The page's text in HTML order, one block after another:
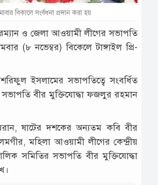
বিকালে সংর্বধনা প্রদান করা হয়
ও জেলা আওয়ামী লীগের সভাপতি
(৮ নভেম্বর) বিকেলে টাঙ্গাইল প্রি-
ইসলামের সভাপতিত্বে সংবর্ধিত
সভাপতি বীর মুক্তিযোদ্ধা ফজলুর রহমান
ষাটের দশকের অন্যতম কবি বীর
মহিলা আওয়ামী লীগের কেন্দ্রীয়
সমিতির সভাপতি বীর মুক্তিযোদ্ধা